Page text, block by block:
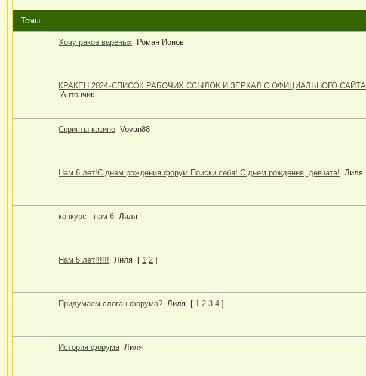
Темы
Хочу раков вареных
Роман Ионов
КРАКЕН 2024 - СПИСОК РАБОЧИХ ССЫЛОК И ЗЕРКАЛ С ОФИЦИАЛЬНОГО САЙТА
Антончик
Скрипты казино Vovan88
Нам 6 лет!С днем рождения форум Поиски себя! С днем рождения, девчата! Лиля
конкурс - нам 6 Лиля
Нам 5 лет!!!!!! Лиля [ 1 2 ]
Придумаем слоган форума? Лиля [ 1 2 3 4 ]
История форума Лиля